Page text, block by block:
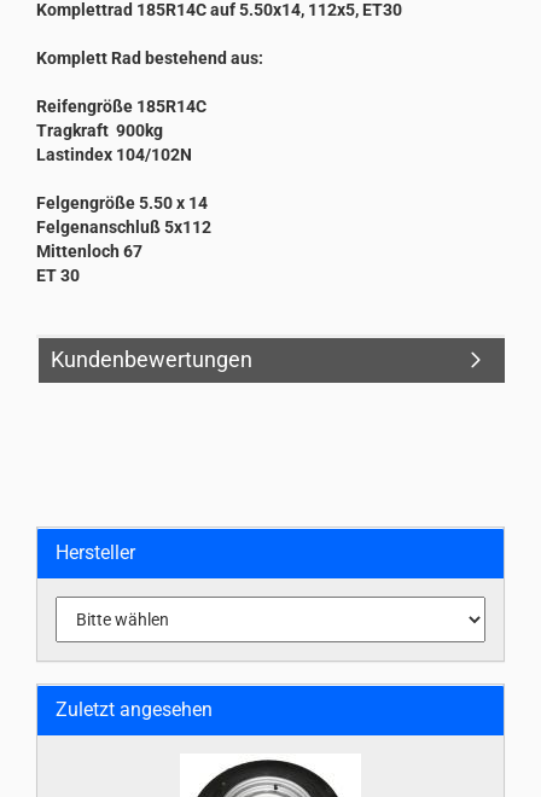
Komplettrad 185R14C auf 5.50x14, 112x5, ET30
Komplett Rad bestehend aus:
Reifengröße 185R14C
Tragkraft 900kg
Lastindex 104/102N
Felgengröße 5.50 x 14
Felgenanschluß 5x112
Mittenloch 67
ET 30
Kundenbewertungen
Hersteller
Zuletzt angesehen